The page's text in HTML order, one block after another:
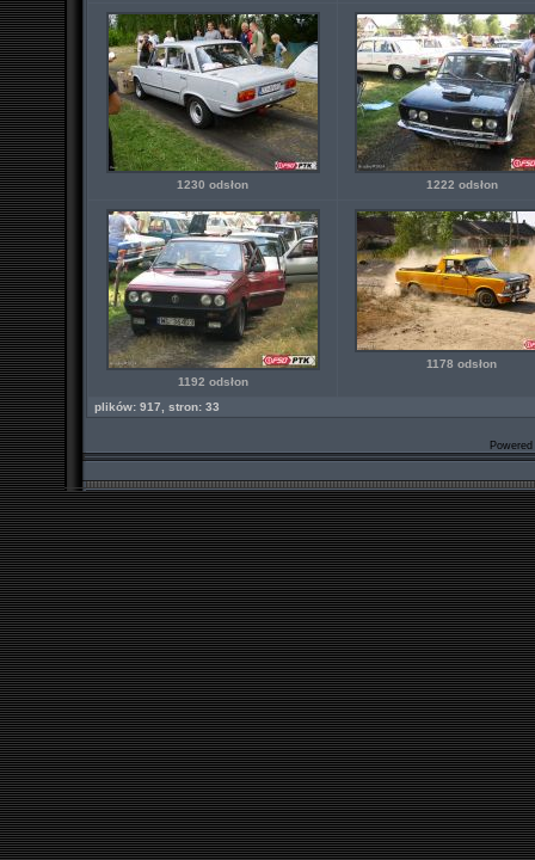
1230 odsłon 1222 odsłon
1192 odsłon
1178 odsłon
plików: 917, stron: 33